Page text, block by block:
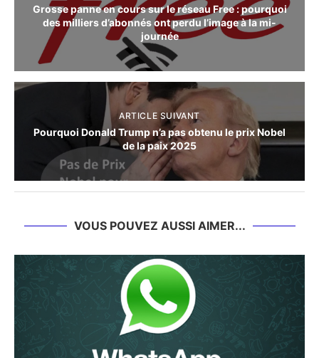
Grosse panne en cours sur le réseau Free : pourquoi
des milliers d’abonnés ont perdu l’image à la mi-
journée
ARTICLE SUIVANT
Pourquoi Donald Trump n’a pas obtenu le prix Nobel
de la paix 2025
VOUS POUVEZ AUSSI AIMER...